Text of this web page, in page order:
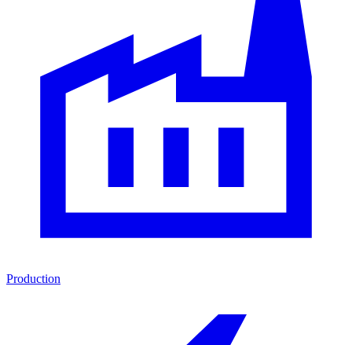
Production